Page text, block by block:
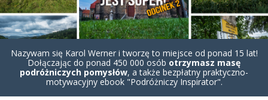
Nazywam się Karol Werner i tworzę to miejsce od ponad 15 lat!
Dołączając do ponad 450 000 osób otrzymasz masę
podróżniczych pomysłów, a także bezpłatny praktyczno-
motywacyjny ebook "Podróżniczy Inspirator".